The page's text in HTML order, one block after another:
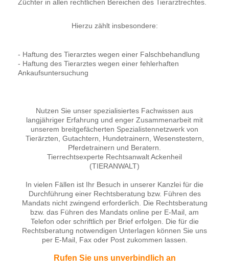
Züchter in allen rechtlichen Bereichen des Tierarztrechtes.
Hierzu zählt insbesondere:
- Haftung des Tierarztes wegen einer Falschbehandlung
- Haftung des Tierarztes wegen einer fehlerhaften
Ankaufsuntersuchung
Nutzen Sie unser spezialisiertes Fachwissen aus
langjähriger Erfahrung und enger Zusammenarbeit mit
unserem breitgefächerten Spezialistennetzwerk von
Tierärzten, Gutachtern, Hundetrainern, Wesenstestern,
Pferdetrainern und Beratern.
Tierrechtsexperte Rechtsanwalt Ackenheil
(TIERANWALT)
In vielen Fällen ist Ihr Besuch in unserer Kanzlei für die
Durchführung einer Rechtsberatung bzw. Führen des
Mandats nicht zwingend erforderlich. Die Rechtsberatung
bzw. das Führen des Mandats online per E-Mail, am
Telefon oder schriftlich per Brief erfolgen. Die für die
Rechtsberatung notwendigen Unterlagen können Sie uns
per E-Mail, Fax oder Post zukommen lassen.
Rufen Sie uns unverbindlich an